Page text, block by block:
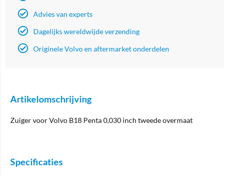
Advies van experts
Dagelijks wereldwijde verzending
Originele Volvo en aftermarket onderdelen
Artikelomschrijving
Zuiger voor Volvo B18 Penta 0,030 inch tweede overmaat
Specificaties